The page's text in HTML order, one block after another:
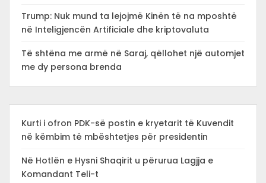
Trump: Nuk mund ta lejojmë Kinën të na mposhtë
në Inteligjencën Artificiale dhe kriptovaluta
Të shtëna me armë në Saraj, qëllohet një automjet
me dy persona brenda
Kurti i ofron PDK-së postin e kryetarit të Kuvendit
në këmbim të mbështetjes për presidentin
Në Hotlën e Hysni Shaqirit u përurua Lagjja e
Komandant Teli-t